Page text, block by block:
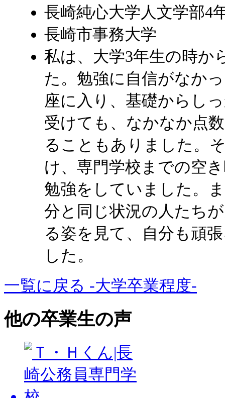
長崎純心大学人文学部
長崎市事務大学
私は、大学3年生の時か
た。勉強に自信がなか
座に入り、基礎からし
受けても、なかなか点
ることもありました。
け、専門学校までの空
勉強をしていました。
分と同じ状況の人たち
る姿を見て、自分も頑
した。
一覧に戻る -大学卒業程度-
他の卒業生の声